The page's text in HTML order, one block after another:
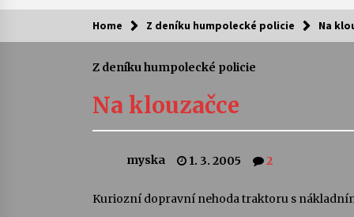
Kam za kulturou?
Camerata a Sukuba Ensemble
4. 8. 2026
Pozvánka na integrační festival
Quijotova šedesátka: 28. 7.–1. 8.
28. 7. 2026
Home Z deníku humpolecké policie Na
Z deníku humpolecké policie
Na klouzačce
myska 1. 3. 2005 2
Kuriozní dopravní nehoda traktoru s